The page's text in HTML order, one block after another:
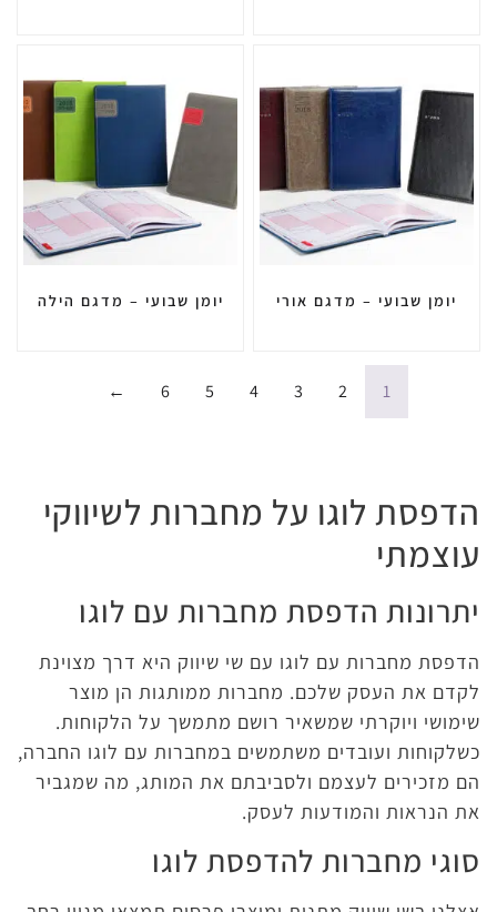
יומן שבועי – מדגם אורי יומן שבועי – מדגם הילה
1
2
3
4
5
6
←
הדפסת לוגו על מחברות לשיווקי
עוצמתי
יתרונות הדפסת מחברות עם לוגו
הדפסת מחברות עם לוגו עם שי שיווק היא דרך מצוינת
לקדם את העסק שלכם. מחברות ממותגות הן מוצר
שימושי ויוקרתי שמשאיר רושם מתמשך על הלקוחות.
כשלקוחות ועובדים משתמשים במחברות עם לוגו החברה,
הם מזכירים לעצמם ולסביבתם את המותג, מה שמגביר
את הנראות והמודעות לעסק.
סוגי מחברות להדפסת לוגו